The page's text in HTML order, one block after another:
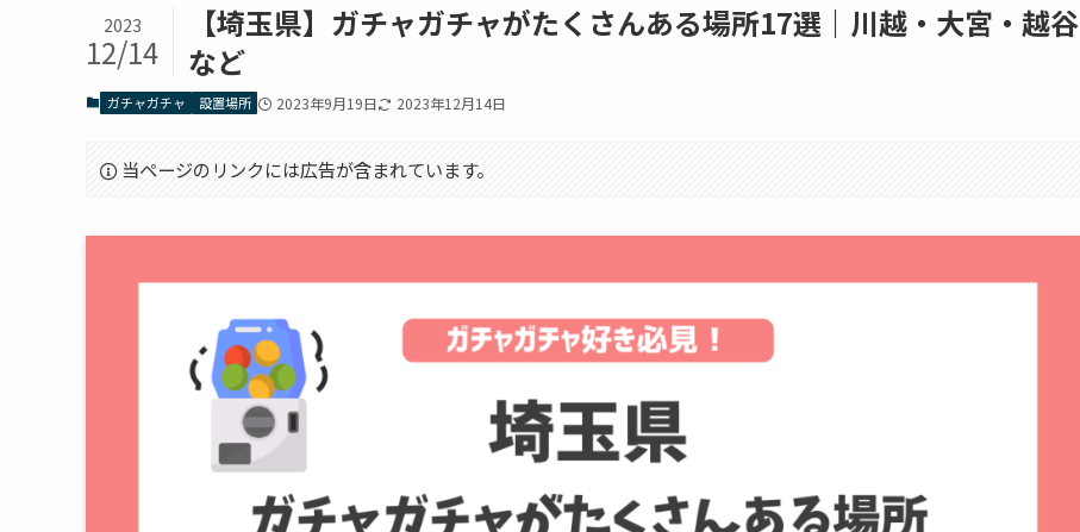
【埼玉県】ガチャガチャがたくさんある場所17選｜川越・大宮・越谷
など
2023
12/14
ガチャガチャ 設置場所 2023年9月19日 2023年12月14日
当ページのリンクには広告が含まれています。